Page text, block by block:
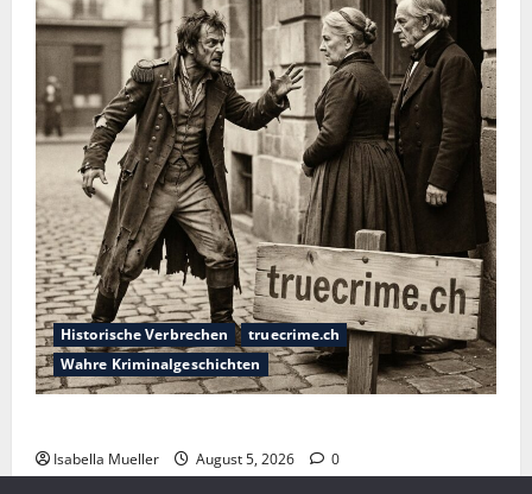
Historische Verbrechen
truecrime.ch
Wahre Kriminalgeschichten
Isabella Mueller August 5, 2026 0